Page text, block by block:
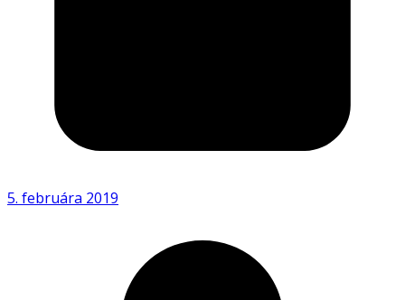
5. februára 2019